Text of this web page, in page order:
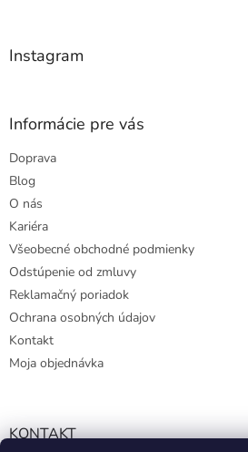
Instagram
Informácie pre vás
Doprava
Blog
O nás
Kariéra
Všeobecné obchodné podmienky
Odstúpenie od zmluvy
Reklamačný poriadok
Ochrana osobných údajov
Kontakt
Moja objednávka
KONTAKT